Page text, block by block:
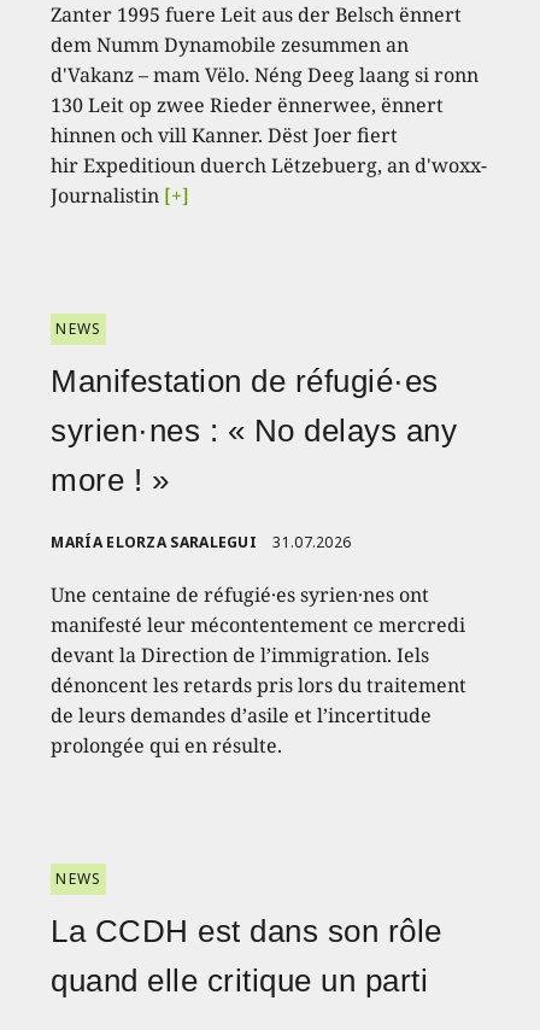
Zanter 1995 fuere Leit aus der Belsch ënnert
dem Numm Dynamobile zesummen an
d'Vakanz – mam Vëlo. Néng Deeg laang si ronn
130 Leit op zwee Rieder ënnerwee, ënnert
hinnen och vill Kanner. Dëst Joer fiert
hir Expeditioun duerch Lëtzebuerg, an d'woxx-
Journalistin [+]
NEWS
Manifestation de réfugié·es
syrien·nes : « No delays any
more ! »
MARÍA ELORZA SARALEGUI 31.07.2026
Une centaine de réfugié·es syrien·nes ont
manifesté leur mécontentement ce mercredi
devant la Direction de l’immigration. Iels
dénoncent les retards pris lors du traitement
de leurs demandes d’asile et l’incertitude
prolongée qui en résulte.
NEWS
La CCDH est dans son rôle
quand elle critique un parti